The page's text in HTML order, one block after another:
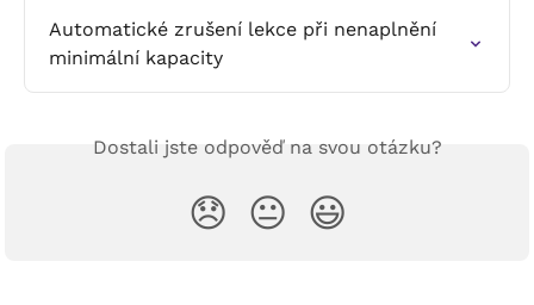
Automatické zrušení lekce při nenaplnění
minimální kapacity
Dostali jste odpověď na svou otázku?
😞 😐 😃